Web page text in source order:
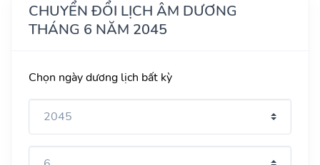
CHUYỂN ĐỔI LỊCH ÂM DƯƠNG
THÁNG 6 NĂM 2045
Chọn ngày dương lịch bất kỳ